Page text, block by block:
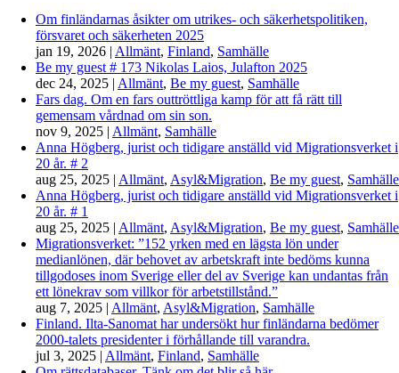
Om finländarnas åsikter om utrikes- och säkerhetspolitiken,
försvaret och säkerheten 2025
jan 19, 2026 | Allmänt, Finland, Samhälle
Be my guest # 173 Nikolas Laios, Julafton 2025
dec 24, 2025 | Allmänt, Be my guest, Samhälle
Fars dag. Om en fars outtröttliga kamp för att få rätt till
gemensam vårdnad om sin son.
nov 9, 2025 | Allmänt, Samhälle
Anna Högberg, jurist och tidigare anställd vid Migrationsverket i
20 år. # 2
aug 25, 2025 | Allmänt, Asyl&Migration, Be my guest, Samhälle
Anna Högberg, jurist och tidigare anställd vid Migrationsverket i
20 år. # 1
aug 25, 2025 | Allmänt, Asyl&Migration, Be my guest, Samhälle
Migrationsverket: ”152 yrken med en lägsta lön under
medianlönen, där behovet av arbetskraft inte bedöms kunna
tillgodoses inom Sverige eller del av Sverige kan undantas från
ett lönekrav som villkor för arbetstillstånd.”
aug 7, 2025 | Allmänt, Asyl&Migration, Samhälle
Finland. Ilta-Sanomat har undersökt hur finländarna bedömer
2000-talets presidenter i förhållande till varandra.
jul 3, 2025 | Allmänt, Finland, Samhälle